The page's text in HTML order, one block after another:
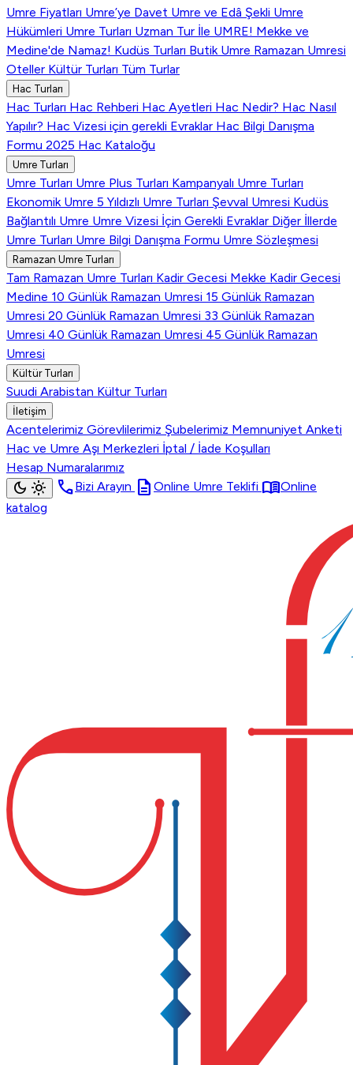
Umre Fiyatları Umre’ye Davet Umre ve Edâ Şekli Umre
Hükümleri Umre Turları Uzman Tur İle UMRE! Mekke ve
Medine'de Namaz! Kudüs Turları Butik Umre Ramazan Umresi
Oteller Kültür Turları Tüm Turlar
Hac Turları
Hac Turları Hac Rehberi Hac Ayetleri Hac Nedir? Hac Nasıl
Yapılır? Hac Vizesi için gerekli Evraklar Hac Bilgi Danışma
Formu 2025 Hac Kataloğu
Umre Turları
Umre Turları Umre Plus Turları Kampanyalı Umre Turları
Ekonomik Umre 5 Yıldızlı Umre Turları Şevval Umresi Kudüs
Bağlantılı Umre Umre Vizesi İçin Gerekli Evraklar Diğer İllerde
Umre Turları Umre Bilgi Danışma Formu Umre Sözleşmesi
Ramazan Umre Turları
Tam Ramazan Umre Turları Kadir Gecesi Mekke Kadir Gecesi
Medine 10 Günlük Ramazan Umresi 15 Günlük Ramazan
Umresi 20 Günlük Ramazan Umresi 33 Günlük Ramazan
Umresi 40 Günlük Ramazan Umresi 45 Günlük Ramazan
Umresi
Kültür Turları
Suudi Arabistan Kültur Turları
İletişim
Acentelerimiz Görevlilerimiz Şubelerimiz Memnuniyet Anketi
Hac ve Umre Aşı Merkezleri İptal / İade Koşulları
Hesap Numaralarımız
dark_mode light_mode callBizi Arayın description Online Umre Teklifi menu_bookOnline
katalog